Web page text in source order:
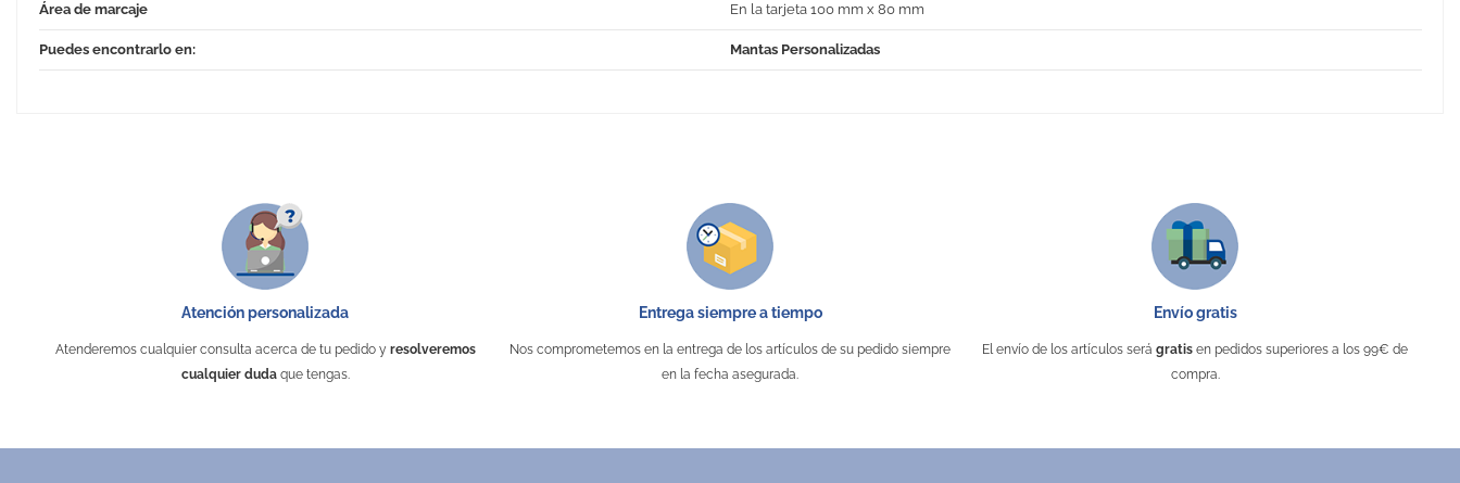
Área de marcaje En la tarjeta 100 mm x 80 mm
Puedes encontrarlo en: Mantas Personalizadas
Atención personalizada
Atenderemos cualquier consulta acerca de tu pedido y resolveremos
cualquier dudaque tengas.
Entrega siempre a tiempo
Nos comprometemos en la entrega de los artículos de su pedido siempre
en la fecha asegurada.
Envío gratis
El envío de los artículos será gratis en pedidos superiores a los 99€ de
compra.